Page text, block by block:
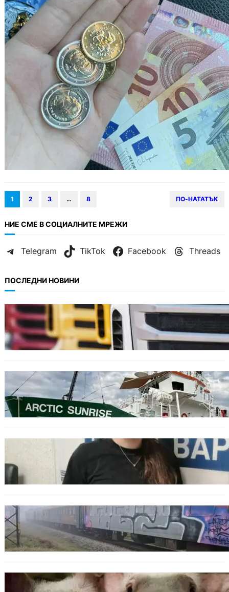
1 2 3 … 8 ПО-НАТАТЪК
НИЕ СМЕ В СОЦИАЛНИТЕ МРЕЖИ
Telegram TikTok Facebook Threads
ПОСЛЕДНИ НОВИНИ
БЪЛГАРИЯ
Нови ограничения за камионите над 12
тона по ключови пътища през август
БЪЛГАРИЯ
Корабът на „Грийнпийс“ пристигна във
Варна с кампания за опазване на Черно
море
ОБЩЕСТВО
Варненска ученичка създаде интерактивна
карта за сигнали за проблеми с боклука
ОБЩЕСТВО
Бързият влак София – Варна блъсна и уби
жена край гара Бутово
БЪЛГАРИЯ